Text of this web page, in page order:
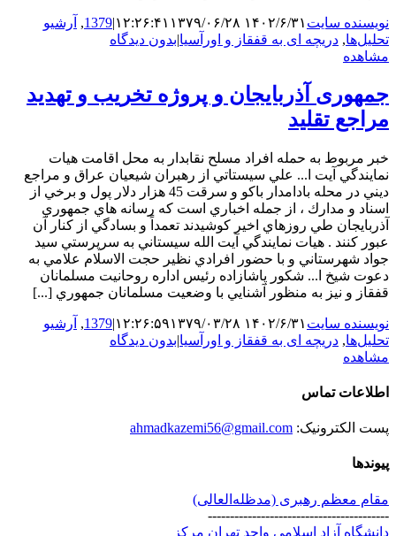
نویسنده سایت ۱۴۰۲/۶/۳۱ ۱۲:۲۶:۴۱ ۱۳۷۹/۰۶/۲۸ |
1379
, آرشیو
تحلیل‌ها, دریچه ای به قفقاز و اورآسیا|بدون دیدگاه
مشاهده
جمهوری آذربایجان و پروژه تخریب و تهدید
مراجع تقلید
خبر مربوط به حمله افراد مسلح نقابدار به محل اقامت هيات
نمايندگي آيت ا... علي سيستاتي از رهبران شيعيان عراق و مراجع
ديني در محله بادامدار باكو و سرقت 45 هزار دلار پول و برخي از
اسناد و مدارك ، از جمله اخباري است كه رسانه هاي جمهوري
آذربايجان طي روزهاي اخير كوشيدند تعمداً و بسادگي از كنار آن
عبور كنند . هيات نمايندگي آيت الله سيستاني به سرپرستي سيد
جواد شهرستاني و با حضور افرادي نظير حجت الاسلام علامي به
دعوت شيخ ا... شكور پاشازاده رئيس اداره روحانيت مسلمانان
قفقاز و نيز به منظور آشنايي با وضعيت مسلمانان جمهوري [...]
نویسنده سایت ۱۴۰۲/۶/۳۱ ۱۲:۲۶:۵۹ ۱۳۷۹/۰۳/۲۸ |
1379
, آرشیو
تحلیل‌ها, دریچه ای به قفقاز و اورآسیا|بدون دیدگاه
مشاهده
اطلاعات تماس
پست الکترونیک: ahmadkazemi56@gmail.com
پیوندها
مقام معظم رهبری (مد‌ظله‌العالی)
-----------------------------------------
دانشگاه آزاد اسلامی واحد تهران مرکز